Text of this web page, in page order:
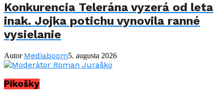
Konkurencia Telerána vyzerá od leta
inak. Jojka potichu vynovila ranné
vysielanie
Autor Mediaboom5. augusta 2026
Pikošky